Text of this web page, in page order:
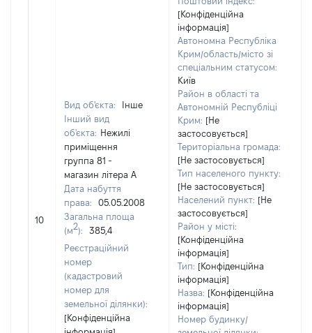
10
Вид об'єкта:
Інше
Інший вид
об'єкта: Нежилі
приміщення
группа 81 -
магазин літера А
Дата набуття
права:
05.05.2008
Загальна площа
(м2):
385,4
Реєстраційний
номер
(кадастровий
номер для
земельної ділянки):
[Конфіденційна
[Конфіденційна
інформація]
Автономна Республіка
Крим/область/місто зі
спеціальним статусом:
Київ
Район в області та
Автономній Республіці
Крим: [Не
застосовується]
Територіальна громада:
[Не застосовується]
Тип населеного пункту:
[Не застосовується]
Населений пункт: [Не
застосовується]
Район у місті:
[Конфіденційна
інформація]
Тип: [Конфіденційна
інформація]
Назва: [Конфіденційна
інформація]
Номер будинку/